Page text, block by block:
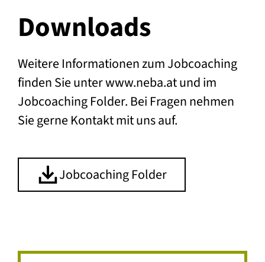
Downloads
Weitere Informationen zum Jobcoaching
finden Sie unterwww.neba.atund im
Jobcoaching Folder. Bei Fragen nehmen
Sie gerne Kontakt mit uns auf.
Jobcoaching Folder